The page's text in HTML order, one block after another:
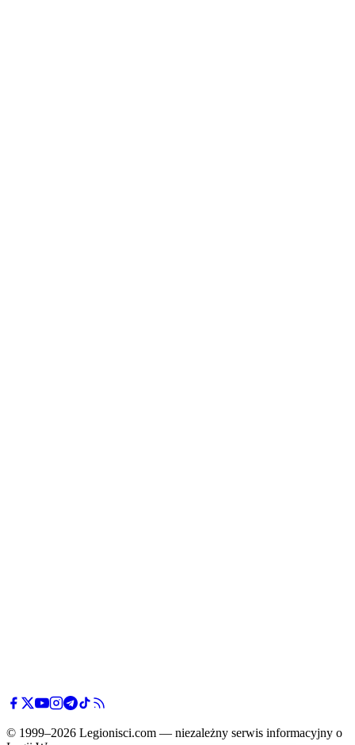
© 1999–2026 Legionisci.com — niezależny serwis informacyjny o